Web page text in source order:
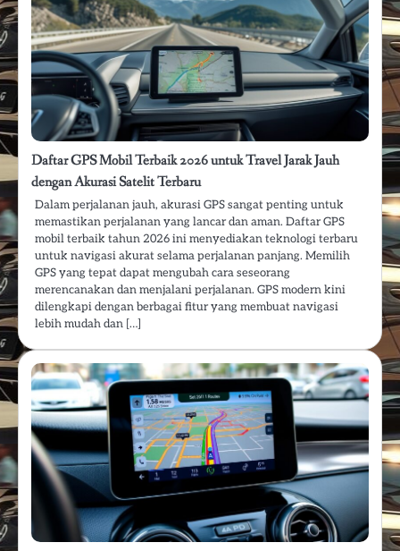
Daftar GPS Mobil Terbaik 2026 untuk Travel Jarak Jauh
dengan Akurasi Satelit Terbaru
Dalam perjalanan jauh, akurasi GPS sangat penting untuk
memastikan perjalanan yang lancar dan aman. Daftar GPS
mobil terbaik tahun 2026 ini menyediakan teknologi terbaru
untuk navigasi akurat selama perjalanan panjang. Memilih
GPS yang tepat dapat mengubah cara seseorang
merencanakan dan menjalani perjalanan. GPS modern kini
dilengkapi dengan berbagai fitur yang membuat navigasi
lebih mudah dan […]